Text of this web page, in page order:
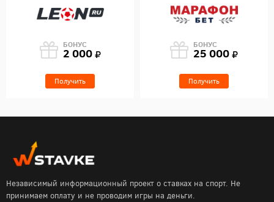
БОНУС
2 000
Получить
БОНУС
25 000
Получить
Независимый информационный проект о ставках на спорт. Не
принимаем оплату и не проводим игры на деньги.